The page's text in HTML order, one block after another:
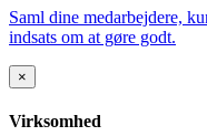
Saml dine medarbejdere,
indsats om at gøre godt.
×
Virksomhed